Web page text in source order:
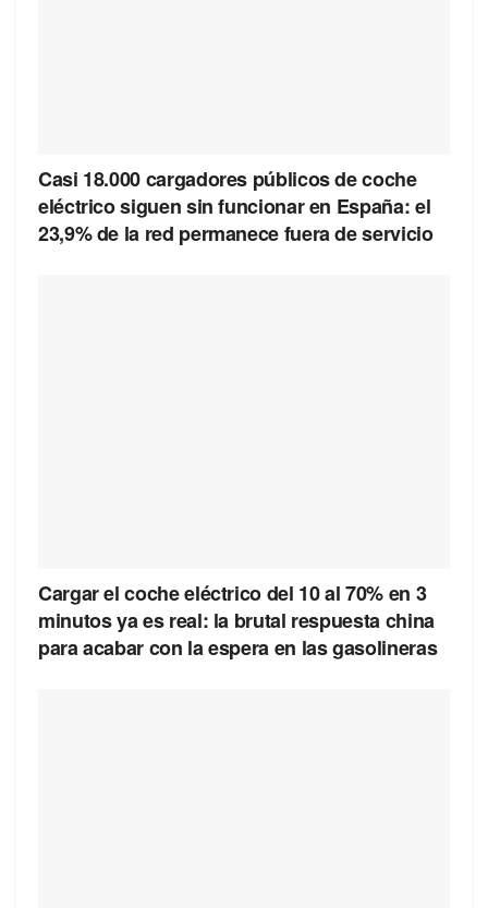
Casi 18.000 cargadores públicos de coche
eléctrico siguen sin funcionar en España: el
23,9% de la red permanece fuera de servicio
Cargar el coche eléctrico del 10 al 70% en 3
minutos ya es real: la brutal respuesta china
para acabar con la espera en las gasolineras